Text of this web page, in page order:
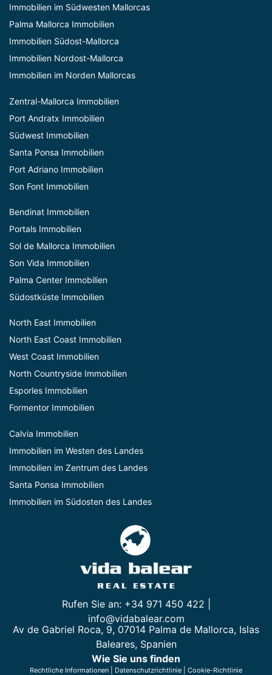
Immobilien im Südwesten Mallorcas
Palma Mallorca Immobilien
Immobilien Südost-Mallorca
Immobilien Nordost-Mallorca
Immobilien im Norden Mallorcas
Zentral-Mallorca Immobilien
Port Andratx Immobilien
Südwest Immobilien
Santa Ponsa Immobilien
Port Adriano Immobilien
Son Font Immobilien
Bendinat Immobilien
Portals Immobilien
Sol de Mallorca Immobilien
Son Vida Immobilien
Palma Center Immobilien
Südostküste Immobilien
North East Immobilien
North East Coast Immobilien
West Coast Immobilien
North Countryside Immobilien
Esporles Immobilien
Formentor Immobilien
Calvia Immobilien
Immobilien im Westen des Landes
Immobilien im Zentrum des Landes
Santa Ponsa Immobilien
Immobilien im Südosten des Landes
Rufen Sie an: +34 971 450 422 |
info@vidabalear.com
Av de Gabriel Roca, 9, 07014 Palma de Mallorca, Islas
Baleares, Spanien
Wie Sie uns finden
Rechtliche Informationen Datenschutzrichtlinie Cookie-Richtlinie